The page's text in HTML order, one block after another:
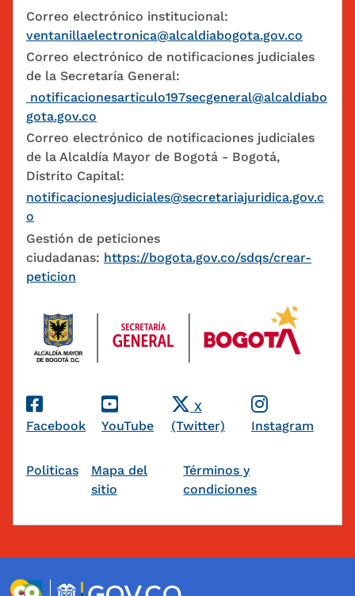
Correo electrónico institucional:
ventanillaelectronica@alcaldiabogota.gov.co
Correo electrónico de notificaciones judiciales
de la Secretaría General:
notificacionesarticulo197secgeneral@alcaldiabo
gota.gov.co
Correo electrónico de notificaciones judiciales
de la Alcaldía Mayor de Bogotá - Bogotá,
Distrito Capital:
notificacionesjudiciales@secretariajuridica.gov.c
o
Gestión de peticiones
ciudadanas: https://bogota.gov.co/sdqs/crear-
peticion
Redes Sociales
Facebook YouTube
X
(Twitter)
Instagram
Pie de página
Politicas
Mapa del
sitio
Términos y
condiciones